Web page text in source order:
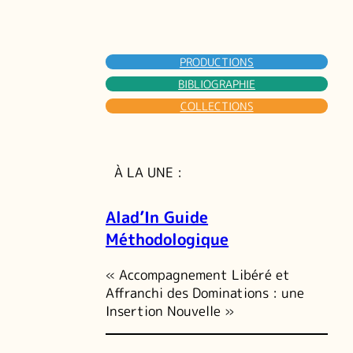
PRODUCTIONS
BIBLIOGRAPHIE
COLLECTIONS
À LA UNE :
Alad’In Guide
Méthodologique
« Accompagnement Libéré et
Affranchi des Dominations : une
Insertion Nouvelle »